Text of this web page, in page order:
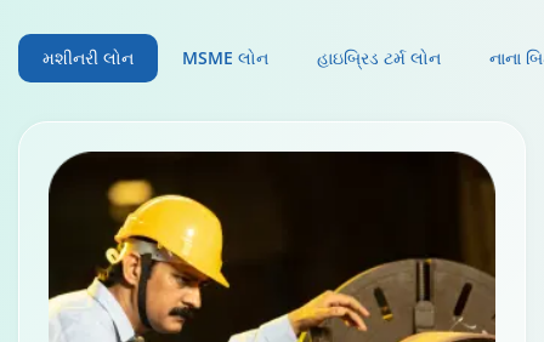
મશીનરી લોન MSME લોન હાઇબ્રિડ ટર્મ લોન નાના